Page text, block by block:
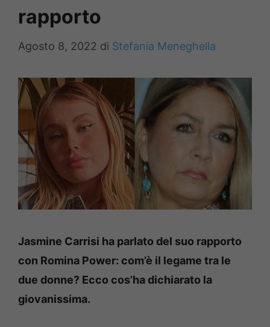
rapporto
Agosto 8, 2022 di Stefania Meneghella
Jasmine Carrisi ha parlato del suo rapporto
con Romina Power: com’è il legame tra le
due donne? Ecco cos’ha dichiarato la
giovanissima.